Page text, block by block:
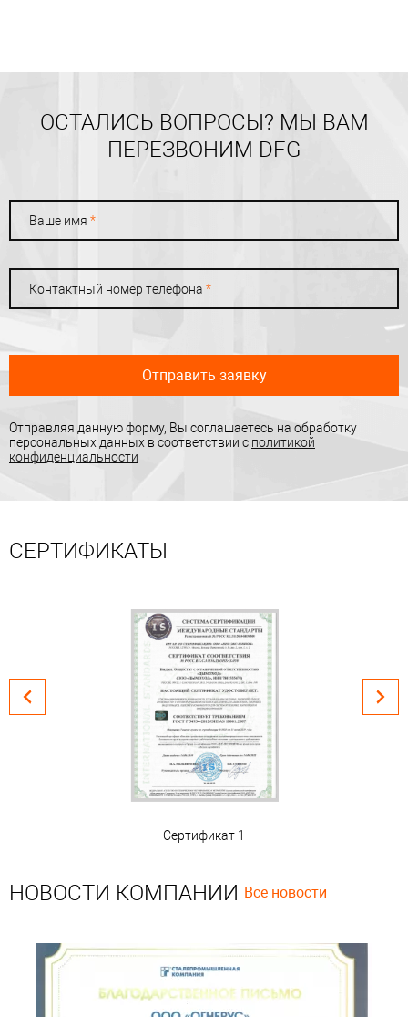
ОСТАЛИСЬ ВОПРОСЫ? МЫ ВАМ
ПЕРЕЗВОНИМ DFG
Ваше имя *
Контактный номер телефона *
Отправить заявку
Отправляя данную форму, Вы соглашаетесь на обработку
персональных данных в соответствии с политикой
конфиденциальности
СЕРТИФИКАТЫ
Сертификат 1
НОВОСТИ КОМПАНИИ Все новости